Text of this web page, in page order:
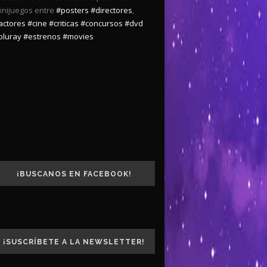
entre #posters #directores,
#cine #criticas #concursos #dvd
#estrenos #movies
¡BUSCANOS EN FACEBOOK!
¡SUSCRÍBETE A LA NEWSLETTER!